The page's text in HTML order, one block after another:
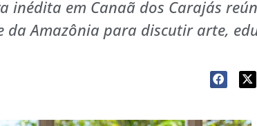
inédita em Canaã dos Carajás
da Amazônia para discutir arte,